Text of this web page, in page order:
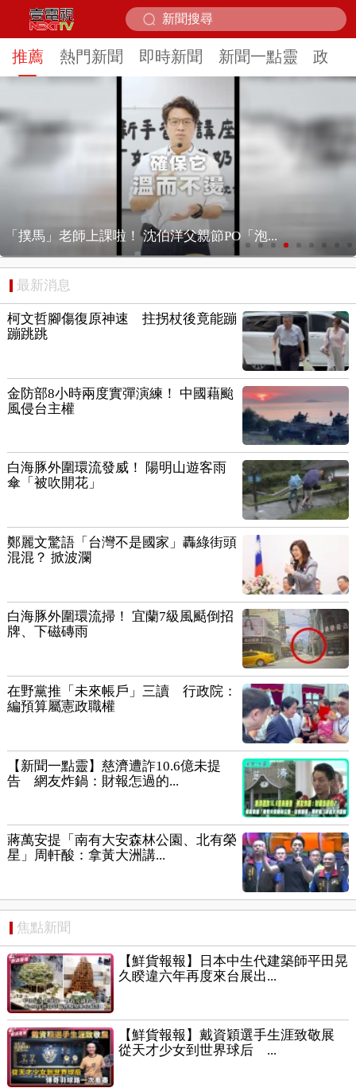
推薦 熱門新聞 即時新聞 新聞一點靈 政治
獨家／ 強風釀禍！ 喜來登飯店圍籬砸傷人、...
最新消息
柯文哲腳傷復原神速 拄拐杖後竟能蹦
蹦跳跳
金防部8小時兩度實彈演練！ 中國藉颱
風侵台主權
白海豚外圍環流發威！ 陽明山遊客雨
傘「被吹開花」
鄭麗文驚語「台灣不是國家」轟綠街頭
混混？ 掀波瀾
白海豚外圍環流掃！ 宜蘭7級風颳倒招
牌、下磁磚雨
在野黨推「未來帳戶」三讀 行政院：
編預算屬憲政職權
【新聞一點靈】慈濟遭詐10.6億未提
告 網友炸鍋：財報怎過的...
蔣萬安提「南有大安森林公園、北有榮
星」周軒酸：拿黃大洲講...
焦點新聞
【鮮貨報報】日本中生代建築師平田晃
久睽違六年再度來台展出...
【鮮貨報報】戴資穎選手生涯致敬展
從天才少女到世界球后 ...